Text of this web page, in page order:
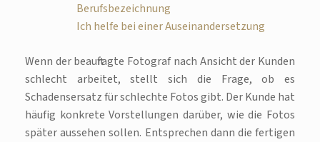
Berufsbezeichnung
Ich helfe bei einer Auseinandersetzung
Wenn der beauftragte Fotograf nach Ansicht der Kunden
schlecht arbeitet, stellt sich die Frage, ob es
Schadensersatz für schlechte Fotos gibt. Der Kunde hat
häufig konkrete Vorstellungen darüber, wie die Fotos
später aussehen sollen. Entsprechen dann die fertigen